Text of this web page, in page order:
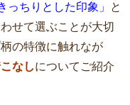
ちりとした印象」
と
せて選ぶことが大切
の特徴に触れなが
なしについてご紹介